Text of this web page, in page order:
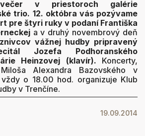
v priestoroch galérie
trio. 12. októbra vás pozývame
pre štyri ruky v podaní Františka
a v druhý novembrový deň
vážnej hudby pripravený
Jozefa Podhoranského
Heinzovej (klavír). Koncerty,
Alexandra Bazovského v
o 18.00 hod. organizuje Klub
v Trenčíne.
19.09.2014